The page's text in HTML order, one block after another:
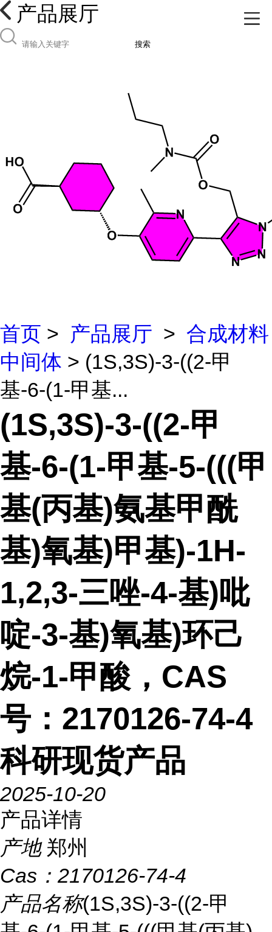
产品展厅
搜索
首页 > 产品展厅 > 合成材料
中间体 > (1S,3S)-3-((2-甲
基-6-(1-甲基...
(1S,3S)-3-((2-甲
基-6-(1-甲基-5-(((甲
基(丙基)氨基甲酰
基)氧基)甲基)-1H-
1,2,3-三唑-4-基)吡
啶-3-基)氧基)环己
烷-1-甲酸，CAS
号：2170126-74-4
科研现货产品
2025-10-20
产品详情
产地 郑州
Cas： 2170126-74-4
产品名称(1S,3S)-3-((2-甲